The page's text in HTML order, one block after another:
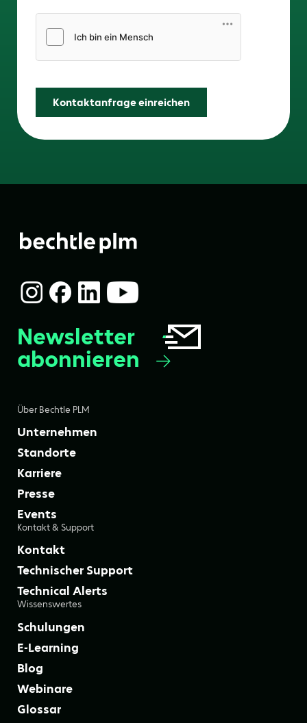
Kontaktanfrage einreichen
Über Bechtle PLM
Unternehmen
Standorte
Karriere
Presse
Events
Kontakt & Support
Kontakt
Technischer Support
Technical Alerts
Wissenswertes
Schulungen
E-Learning
Blog
Webinare
Glossar
Newsletter
abonnieren